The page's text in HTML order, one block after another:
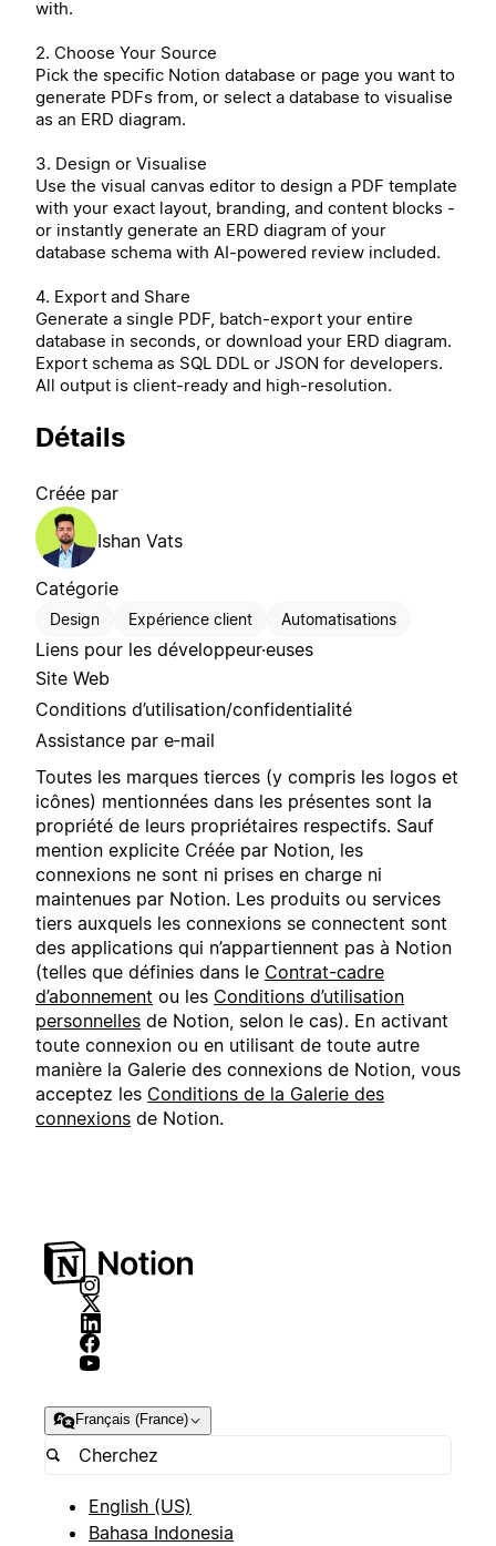
with.
2. Choose Your Source
Pick the specific Notion database or page you want to
generate PDFs from, or select a database to visualise
as an ERD diagram.
3. Design or Visualise
Use the visual canvas editor to design a PDF template
with your exact layout, branding, and content blocks -
or instantly generate an ERD diagram of your
database schema with AI-powered review included.
4. Export and Share
Generate a single PDF, batch-export your entire
database in seconds, or download your ERD diagram.
Export schema as SQL DDL or JSON for developers.
All output is client-ready and high-resolution.
Détails
Créée par
Ishan Vats
Catégorie
Design Expérience client Automatisations
Liens pour les développeur·euses
Site Web
Conditions d’utilisation/confidentialité
Assistance par e‑mail
Toutes les marques tierces (y compris les logos et
icônes) mentionnées dans les présentes sont la
propriété de leurs propriétaires respectifs. Sauf
mention explicite Créée par Notion, les
connexions ne sont ni prises en charge ni
maintenues par Notion. Les produits ou services
tiers auxquels les connexions se connectent sont
des applications qui n’appartiennent pas à Notion
(telles que définies dans le Contrat-cadre
d’abonnement ou les Conditions d’utilisation
personnelles de Notion, selon le cas). En activant
toute connexion ou en utilisant de toute autre
manière la Galerie des connexions de Notion, vous
acceptez les Conditions de la Galerie des
connexions de Notion.
Français (France)
English (US)
Bahasa Indonesia